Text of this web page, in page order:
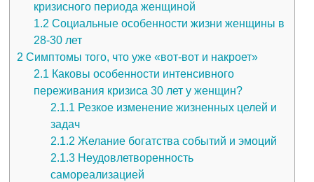
кризисного периода женщиной
1.2 Социальные особенности жизни женщины в
28-30 лет
2 Симптомы того, что уже «вот-вот и накроет»
2.1 Каковы особенности интенсивного
переживания кризиса 30 лет у женщин?
2.1.1 Резкое изменение жизненных целей и
задач
2.1.2 Желание богатства событий и эмоций
2.1.3 Неудовлетворенность
самореализацией